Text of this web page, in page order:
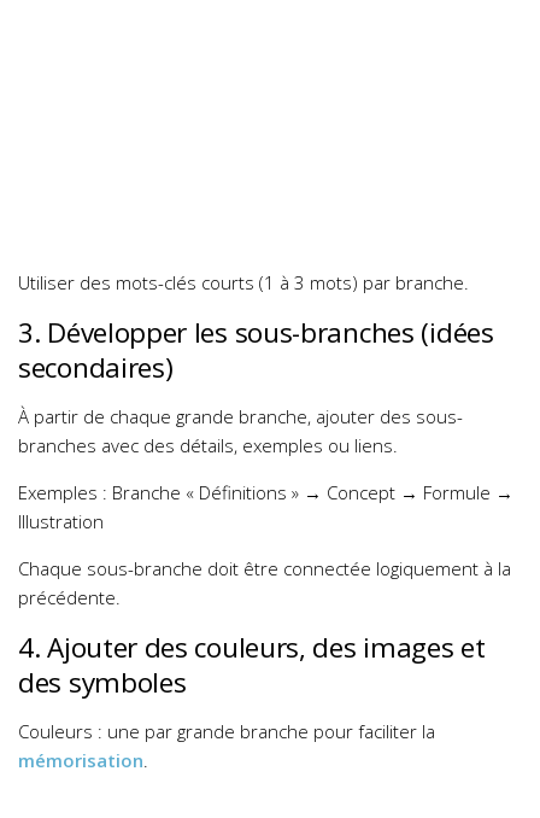
Utiliser des mots-clés courts (1 à 3 mots) par branche.
3. Développer les sous-branches (idées
secondaires)
À partir de chaque grande branche, ajouter des sous-
branches avec des détails, exemples ou liens.
Exemples : Branche « Définitions » → Concept → Formule →
Illustration
Chaque sous-branche doit être connectée logiquement à la
précédente.
4. Ajouter des couleurs, des images et
des symboles
Couleurs : une par grande branche pour faciliter la
mémorisation.